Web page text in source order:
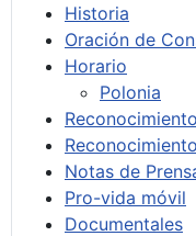
Historia
Oración de
Horario
Polonia
Notas de
Pro-vida móvil
Documentales